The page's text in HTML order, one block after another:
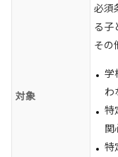
対象
必須
る子
その
学
わ
特
関
特